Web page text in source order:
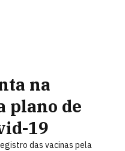
na
plano de
19
das vacinas pela